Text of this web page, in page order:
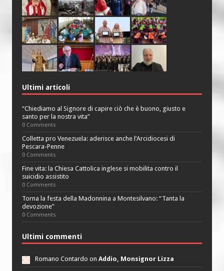
Ultimi articoli
“Chiediamo al Signore di capire ciò che è buono, giusto e
santo per la nostra vita”
0 Comments
Colletta pro Venezuela: aderisce anche l’Arcidiocesi di
Pescara-Penne
0 Comments
Fine vita: la Chiesa Cattolica inglese si mobilita contro il
suicidio assistito
0 Comments
Torna la festa della Madonnina a Montesilvano: “Tanta la
devozione”
0 Comments
Ultimi commenti
Romano Contardo on Addio, Monsignor Lizza